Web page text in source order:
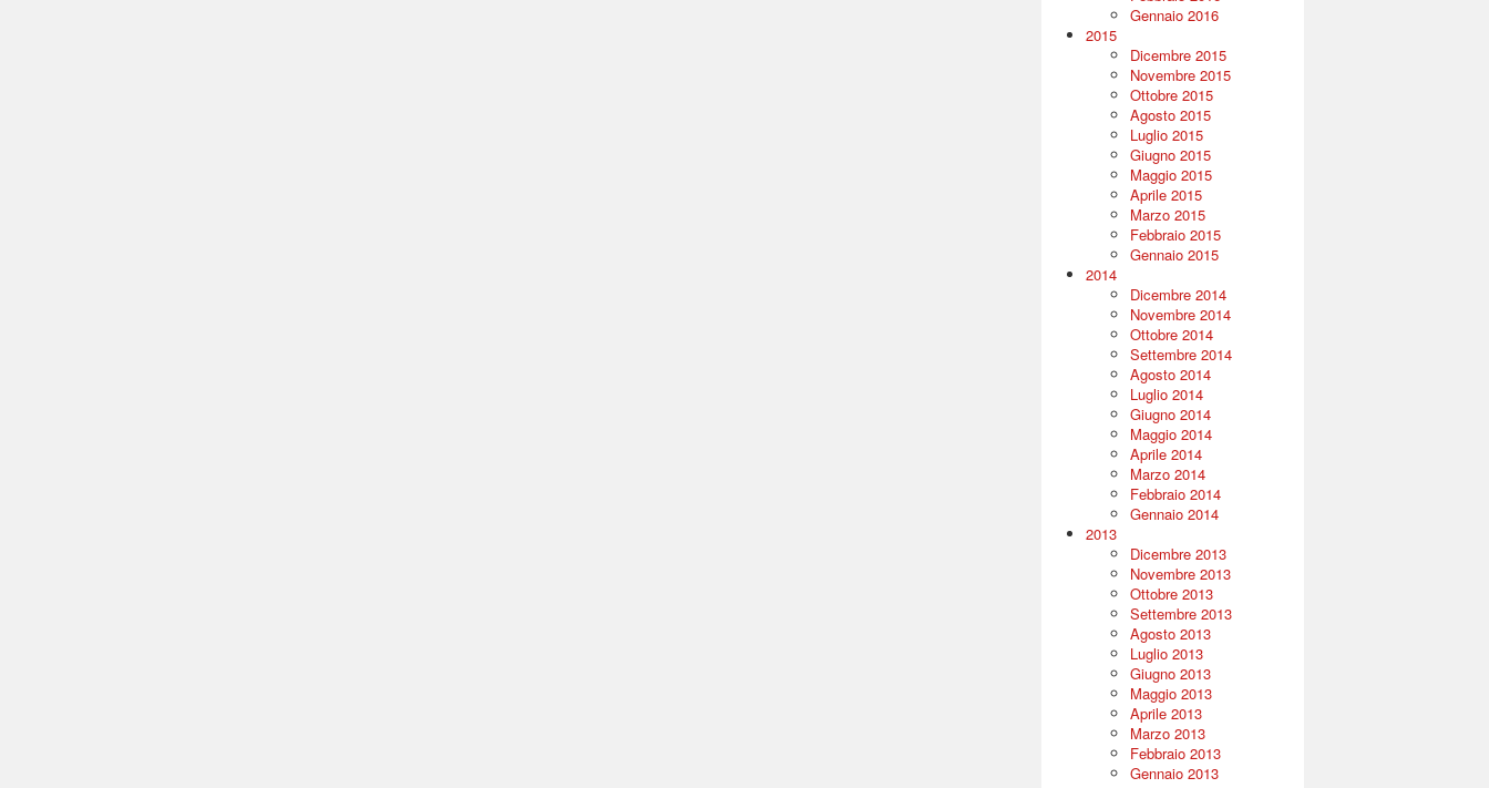
Gennaio 2016
2015
Dicembre 2015
Novembre 2015
Ottobre 2015
Agosto 2015
Luglio 2015
Giugno 2015
Maggio 2015
Aprile 2015
Marzo 2015
Febbraio 2015
Gennaio 2015
2014
Dicembre 2014
Novembre 2014
Ottobre 2014
Settembre 2014
Agosto 2014
Luglio 2014
Giugno 2014
Maggio 2014
Aprile 2014
Marzo 2014
Febbraio 2014
Gennaio 2014
2013
Dicembre 2013
Novembre 2013
Ottobre 2013
Settembre 2013
Agosto 2013
Luglio 2013
Giugno 2013
Maggio 2013
Aprile 2013
Marzo 2013
Febbraio 2013
Gennaio 2013